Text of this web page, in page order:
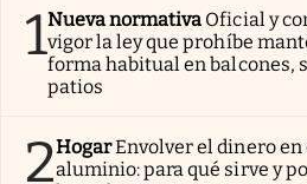
1Nueva normativa Oficial y
vigor la ley que prohíbe
forma habitual en balcones,
patios
2HogarEnvolver el dinero
aluminio: para qué sirve y